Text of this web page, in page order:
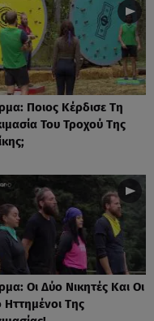
Ποιος Κέρδισε Τη
Του Τροχού Της
Οι Δύο Νικητές Και Οι
Ηττημένοι Της